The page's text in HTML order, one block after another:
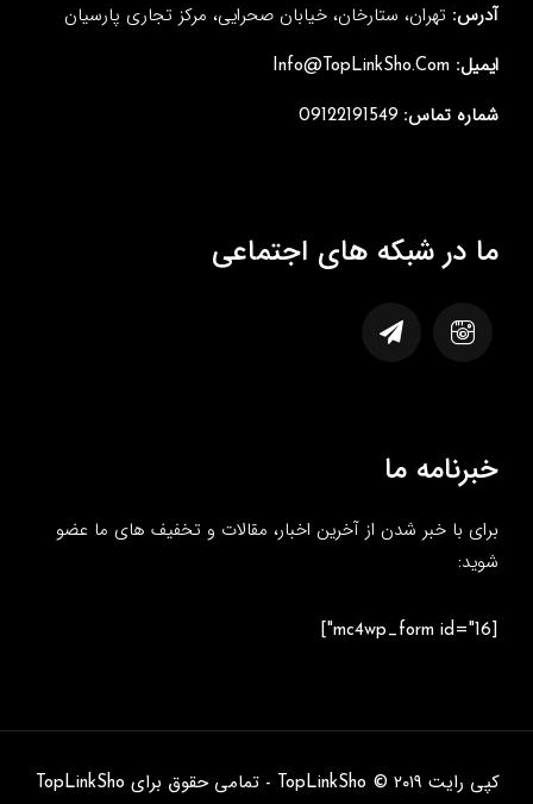
آدرس: تهران، ستارخان، خیابان صحرایی، مرکز تجاری پارسیان
ایمیل:
شماره تماس:
ما در شبکه های اجتماعی
خبرنامه ما
برای با خبر شدن از آخرین اخبار، مقالات و تخفیف های ما عضو
شوید:
کپی رایت TopLinkSho © ۲۰۱۹ - تمامی حقوق برای TopLinkSho